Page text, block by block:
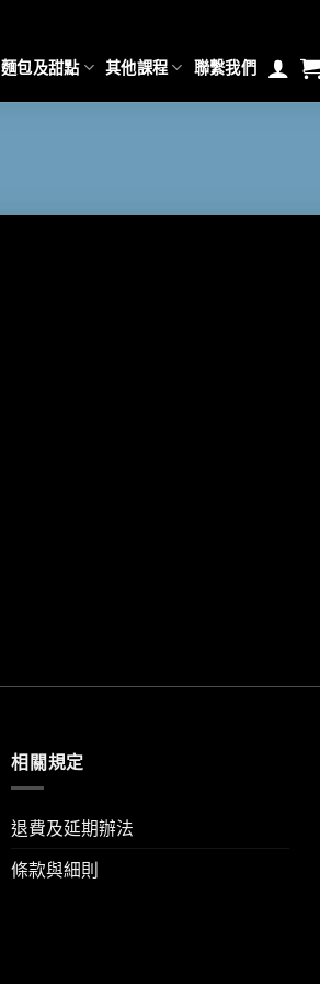
麵包及甜點 其他課程 聯繫我們
相關規定
退費及延期辦法
條款與細則